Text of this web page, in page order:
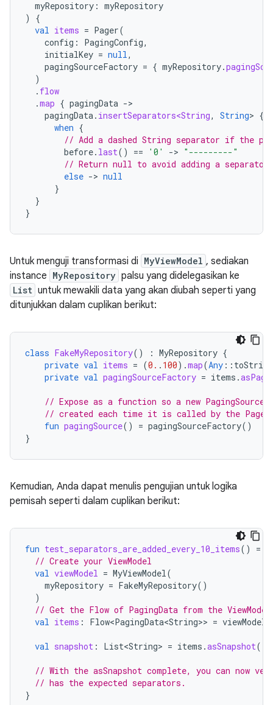
myRepository : myRepository
)
{
val items = Pager(
config : PagingConfig,
initialKey = null,
pagingSourceFactory = { myRepository.
)
. flow
.map { pagingData -
pagingData. insertSeparators<String, String> {
when {
// Add a dashed String separator if the
before. last() == '0' -> "---------"
// Return null to avoid adding a separator
else -> null
}
}
}
Untuk menguji transformasi di MyViewModel , sediakan
instance MyRepository palsu yang didelegasikan ke
List untuk mewakili data yang akan diubah seperti yang
ditunjukkan dalam cuplikan berikut:
class FakeMyRepository() : MyRepository {
private val items = (0. . 100).map(Any :: toString
private val pagingSourceFactory = items .
// Expose as a function so a new PagingSource
// created each time it is called by the Pager
fun pagingSource() = pagingSourceFactory()
}
Kemudian, Anda dapat menulis pengujian untuk logika
pemisah seperti dalam cuplikan berikut:
fun test_separators_are_added_every_10_items() =
// Create your ViewModel
val viewModel = MyViewModel(
myRepository = FakeMyRepository()
)
// Get the Flow of PagingData from the
val items : Flow<PagingData<String>> = viewModel
val snapshot : List<String> = items .asSnapshot()
// With the asSnapshot complete, you can now
// has the expected separators.
}